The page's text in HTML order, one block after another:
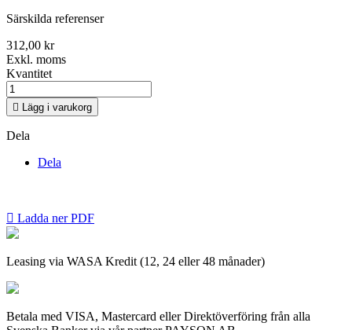
Särskilda referenser
312,00 kr
Exkl. moms
Kvantitet
 Lägg i varukorg
Dela
Dela
 Ladda ner PDF
Leasing via WASA Kredit (12, 24 eller 48 månader)
Betala med VISA, Mastercard eller Direktöverföring från alla